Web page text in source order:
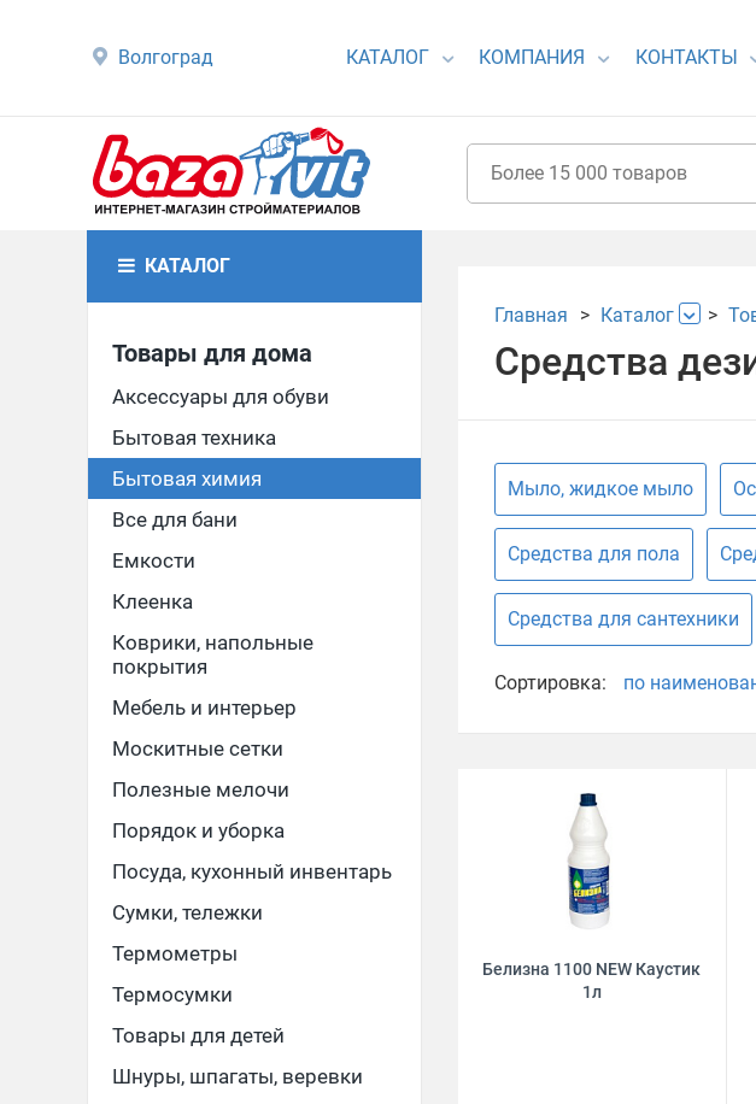
Волгоград КАТАЛОГ КОМПАНИЯ КОНТАКТЫ
КАТАЛОГ
Товары для дома
Аксессуары для обуви
Бытовая техника
Бытовая химия
Все для бани
Емкости
Клеенка
Коврики, напольные
покрытия
Мебель и интерьер
Москитные сетки
Полезные мелочи
Порядок и уборка
Посуда, кухонный инвентарь
Сумки, тележки
Термометры
Термосумки
Товары для детей
Шнуры, шпагаты, веревки
Главная Каталог
Средства
Мыло, жидкое мыло
Средства для пола
Средства для сантехники
Сортировка: по
Белизна 1100 NEW Каустик
1л